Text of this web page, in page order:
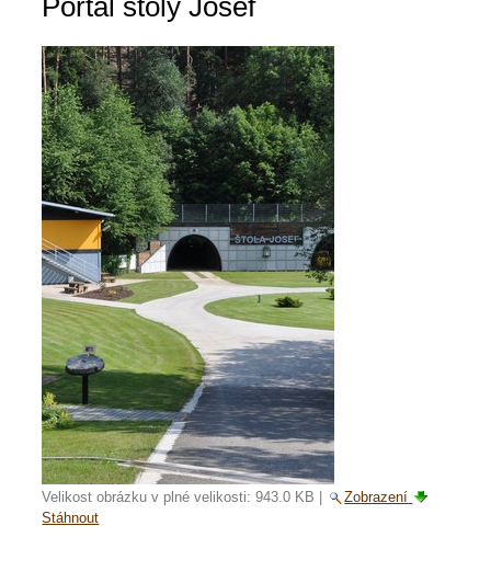
Portál štoly Josef
Velikost obrázku v plné velikosti: 943.0 KB |
Zobrazení
Stáhnout